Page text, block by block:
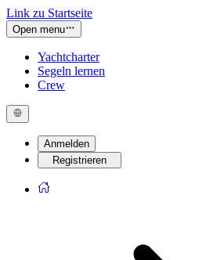
Link zu Startseite
Open menu
Yachtcharter
Segeln lernen
Crew
Anmelden
Registrieren